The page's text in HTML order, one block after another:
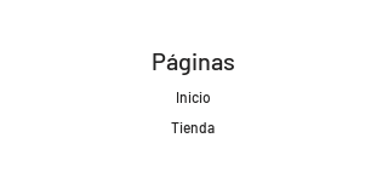
Páginas
Inicio
Tienda